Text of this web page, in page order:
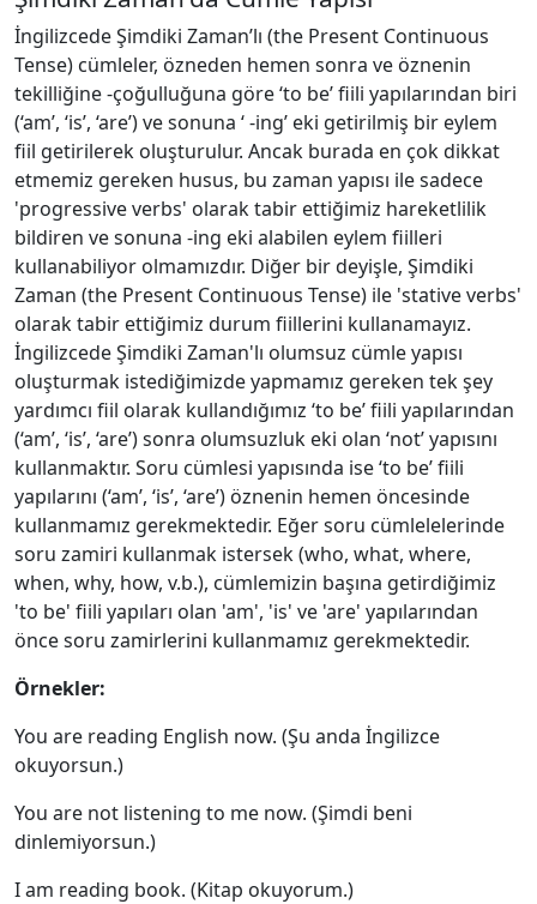
İngilizcede Şimdiki Zaman’lı (the Present Continuous
Tense) cümleler, özneden hemen sonra ve öznenin
tekilliğine -çoğulluğuna göre ‘to be’ fiili yapılarından biri
(‘am’, ‘is’, ‘are’) ve sonuna ‘ -ing’ eki getirilmiş bir eylem
fiil getirilerek oluşturulur. Ancak burada en çok dikkat
etmemiz gereken husus, bu zaman yapısı ile sadece
'progressive verbs' olarak tabir ettiğimiz hareketlilik
bildiren ve sonuna -ing eki alabilen eylem fiilleri
kullanabiliyor olmamızdır. Diğer bir deyişle, Şimdiki
Zaman (the Present Continuous Tense) ile 'stative verbs'
olarak tabir ettiğimiz durum fiillerini kullanamayız.
İngilizcede Şimdiki Zaman'lı olumsuz cümle yapısı
oluşturmak istediğimizde yapmamız gereken tek şey
yardımcı fiil olarak kullandığımız ‘to be’ fiili yapılarından
(‘am’, ‘is’, ‘are’) sonra olumsuzluk eki olan ‘not’ yapısını
kullanmaktır. Soru cümlesi yapısında ise ‘to be’ fiili
yapılarını (‘am’, ‘is’, ‘are’) öznenin hemen öncesinde
kullanmamız gerekmektedir. Eğer soru cümlelelerinde
soru zamiri kullanmak istersek (who, what, where,
when, why, how, v.b.), cümlemizin başına getirdiğimiz
'to be' fiili yapıları olan 'am', 'is' ve 'are' yapılarından
önce soru zamirlerini kullanmamız gerekmektedir.
Örnekler:
You are reading English now. (Şu anda İngilizce
okuyorsun.)
You are not listening to me now. (Şimdi beni
dinlemiyorsun.)
I am reading book. (Kitap okuyorum.)